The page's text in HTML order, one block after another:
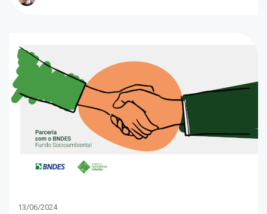
13/06/2024